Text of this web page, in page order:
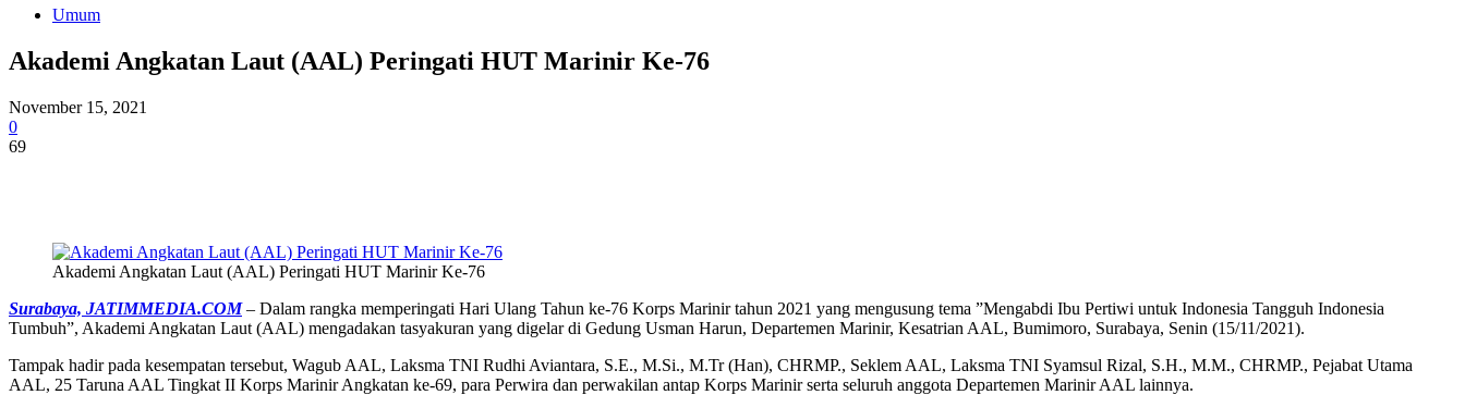
Umum
Akademi Angkatan Laut (AAL) Peringati HUT Marinir Ke-76
November 15, 2021
0
69
Akademi Angkatan Laut (AAL) Peringati HUT Marinir Ke-76
Surabaya, JATIMMEDIA.COM– Dalam rangka memperingati Hari Ulang Tahun ke-76 Korps Marinir tahun 2021 yang mengusung tema ”Mengabdi Ibu Pertiwi untuk Indonesia Tangguh Indonesia
Tumbuh”, Akademi Angkatan Laut (AAL) mengadakan tasyakuran yang digelar di Gedung Usman Harun, Departemen Marinir, Kesatrian AAL, Bumimoro, Surabaya, Senin (15/11/2021).
Tampak hadir pada kesempatan tersebut, Wagub AAL, Laksma TNI Rudhi Aviantara, S.E., M.Si., M.Tr (Han), CHRMP., Seklem AAL, Laksma TNI Syamsul Rizal, S.H., M.M., CHRMP., Pejabat Utama
AAL, 25 Taruna AAL Tingkat II Korps Marinir Angkatan ke-69, para Perwira dan perwakilan antap Korps Marinir serta seluruh anggota Departemen Marinir AAL lainnya.